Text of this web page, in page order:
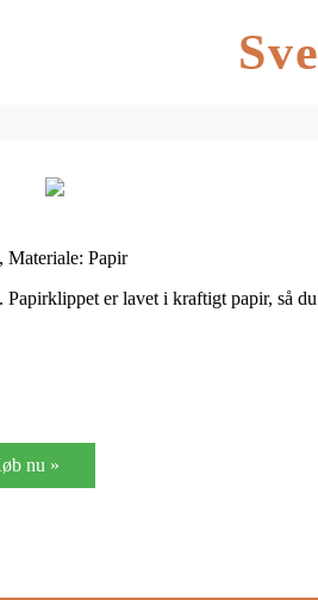
Papir
er lavet i kraftigt papir, så
nu »